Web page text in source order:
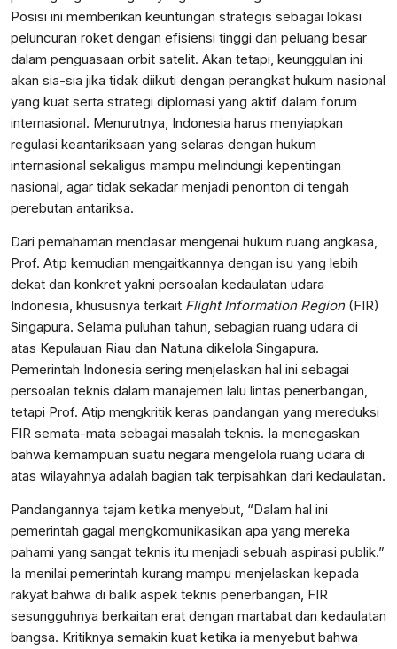
Posisi ini memberikan keuntungan strategis sebagai lokasi
peluncuran roket dengan efisiensi tinggi dan peluang besar
dalam penguasaan orbit satelit. Akan tetapi, keunggulan ini
akan sia-sia jika tidak diikuti dengan perangkat hukum nasional
yang kuat serta strategi diplomasi yang aktif dalam forum
internasional. Menurutnya, Indonesia harus menyiapkan
regulasi keantariksaan yang selaras dengan hukum
internasional sekaligus mampu melindungi kepentingan
nasional, agar tidak sekadar menjadi penonton di tengah
perebutan antariksa.
Dari pemahaman mendasar mengenai hukum ruang angkasa,
Prof. Atip kemudian mengaitkannya dengan isu yang lebih
dekat dan konkret yakni persoalan kedaulatan udara
Indonesia, khususnya terkait Flight Information Region (FIR)
Singapura. Selama puluhan tahun, sebagian ruang udara di
atas Kepulauan Riau dan Natuna dikelola Singapura.
Pemerintah Indonesia sering menjelaskan hal ini sebagai
persoalan teknis dalam manajemen lalu lintas penerbangan,
tetapi Prof. Atip mengkritik keras pandangan yang mereduksi
FIR semata-mata sebagai masalah teknis. Ia menegaskan
bahwa kemampuan suatu negara mengelola ruang udara di
atas wilayahnya adalah bagian tak terpisahkan dari kedaulatan.
Pandangannya tajam ketika menyebut, “Dalam hal ini
pemerintah gagal mengkomunikasikan apa yang mereka
pahami yang sangat teknis itu menjadi sebuah aspirasi publik.”
Ia menilai pemerintah kurang mampu menjelaskan kepada
rakyat bahwa di balik aspek teknis penerbangan, FIR
sesungguhnya berkaitan erat dengan martabat dan kedaulatan
bangsa. Kritiknya semakin kuat ketika ia menyebut bahwa